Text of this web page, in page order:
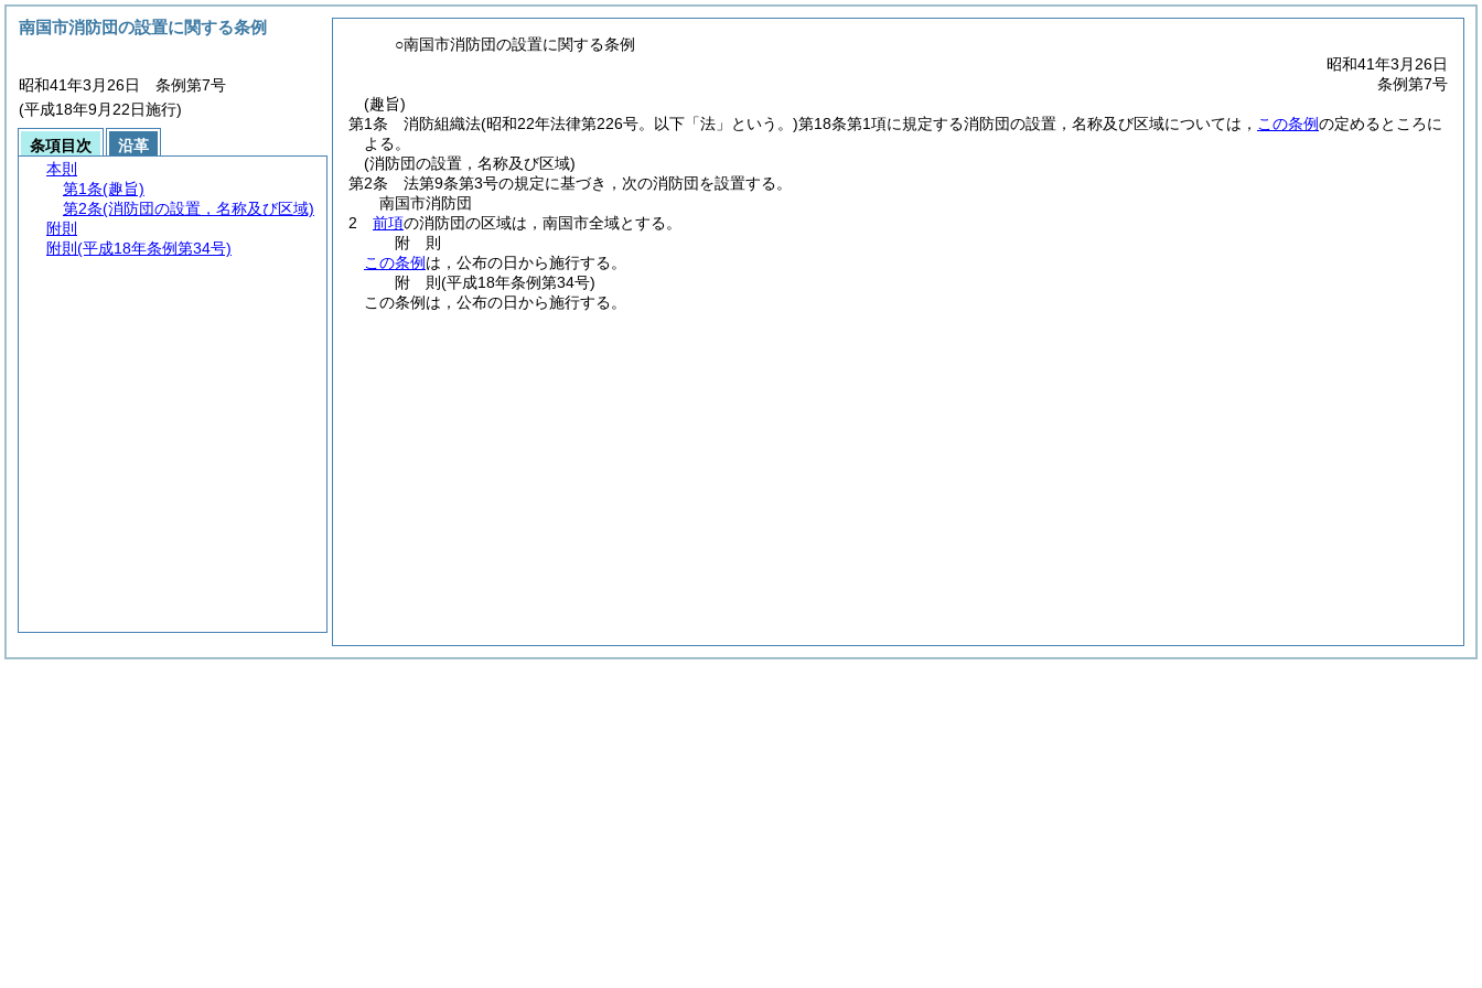
○南国市消防団の設置に関する条例
昭和41年3月26日
条例第7号
(趣旨)
第1条
消防組織法(昭和22年法律第226号。以下「法」という。)第18条第1項に規定する消防団の設置，名称及び区域については， この条例の定めるところに
よる。
(消防団の設置，名称及び区域)
第2条
法第9条第3号の規定に基づき，次の消防団を設置する。
南国市消防団
2
前項の消防団の区域は，南国市全域とする。
附 則
この条例 は，公布の日から施行する。
附 則(平成18年条例第34号)
この条例は，公布の日から施行する。
南国市消防団の設置に関する条例
昭和41年3月26日 条例第7号
(平成18年9月22日施行)
条項目次
沿革
本則
第1条(趣旨)
第2条(消防団の設置，名称及び区域)
附則
附則 (平成18年条例第34号)